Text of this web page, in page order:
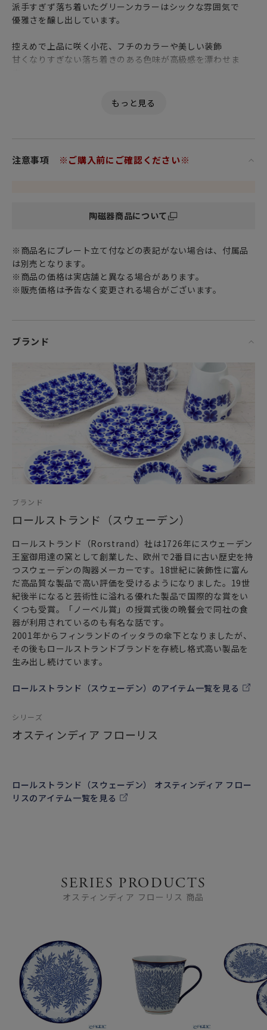
派手すぎず落ち着いたグリーンカラーはシックな雰囲気で
優雅さを醸し出しています。
控えめで上品に咲く小花、フチのカラーや美しい装飾
甘くなりすぎない落ち着きのある色味が高級感を漂わせま
和洋中、エスニック料理などどんなお料理にも相性よくお使
デザートボウルやフルーツボウルとしてなど
陶器の破片よりインスピレーションを受けてデザインされま
した。
上品でシンプル、そして淑やかなデザインは
このシリーズは2つのパターンがございます。
器を取り巻く優美な装飾、可憐に咲く小さな花
その甘さを抑えている落ち着いた色味が魅力の「オスティン
ディア」と
オスティンディアの80周年を記念して発表されたのが
アジア色をさらに濃くまとった「オスティンディア フローリ
ス／フロリス FLORIS」シリーズです。
どちらも凛とした佇まいの中に心に響く懐かしさを漂わせて
います。
な方へ
特別な記念日の心を込めた上品な贈り物や
頑張った自分へのご褒美としても最適です。
注意事項 ※ご購入前にご確認ください※
陶磁器商品について
※商品名にプレート立て付などの表記がない場合は、付属品
は別売となります。
※商品の価格は実店舗と異なる場合があります。
※販売価格は予告なく変更される場合がございます。
ブランド
ブランド
ロールストランド（スウェーデン）
ロールストランド（Rorstrand）社は1726年にスウェーデン
王室御用達の窯として創業した、欧州で2番目に古い歴史を持
つスウェーデンの陶器メーカーです。18世紀に装飾性に富ん
だ高品質な製品で高い評価を受けるようになりました。19世
紀後半になると芸術性に溢れる優れた製品で国際的な賞をい
くつも受賞。「ノーベル賞」の授賞式後の晩餐会で同社の食
器が利用されているのも有名な話です。
2001年からフィンランドのイッタラの傘下となりましたが、
その後もロールストランドブランドを存続し格式高い製品を
生み出し続けています。
ロールストランド（スウェーデン）のアイテム一覧を見る
シリーズ
オスティンディア フローリス
ロールストランド（スウェーデン） オスティンディア フロー
リスのアイテム一覧を見る
SERIES PRODUCTS
オスティンディア フローリス 商品